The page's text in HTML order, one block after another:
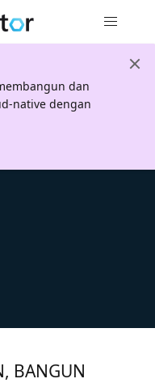
dan
native dengan
BANGUN